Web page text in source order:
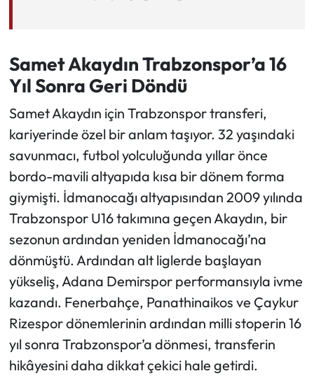
Samet Akaydın Trabzonspor’a 16
Yıl Sonra Geri Döndü
Samet Akaydın için Trabzonspor transferi,
kariyerinde özel bir anlam taşıyor. 32 yaşındaki
savunmacı, futbol yolculuğunda yıllar önce
bordo-mavili altyapıda kısa bir dönem forma
giymişti. İdmanocağı altyapısından 2009 yılında
Trabzonspor U16 takımına geçen Akaydın, bir
sezonun ardından yeniden İdmanocağı’na
dönmüştü. Ardından alt liglerde başlayan
yükseliş, Adana Demirspor performansıyla ivme
kazandı. Fenerbahçe, Panathinaikos ve Çaykur
Rizespor dönemlerinin ardından milli stoperin 16
yıl sonra Trabzonspor’a dönmesi, transferin
hikâyesini daha dikkat çekici hale getirdi.